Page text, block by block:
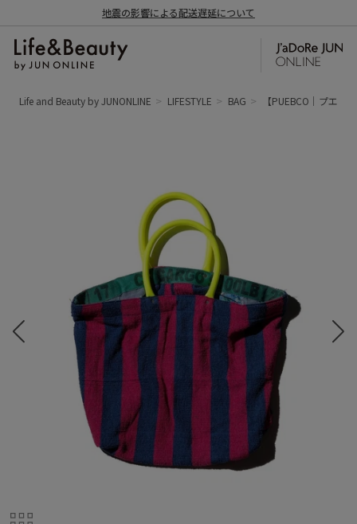
地震の影響による配送遅延について
Life and Beauty by JUNONLINE LIFESTYLE BAG 【PUEBCO｜プエブ